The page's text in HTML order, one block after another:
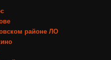
районе ЛО